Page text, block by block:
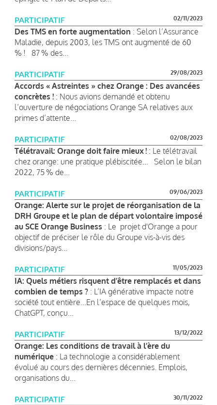
PARTICIPATIF 02/11/2023
Des TMS en forte augmentation : Selon l’Assurance
Maladie, depuis 2003, les TMS ont augmenté de 60
% ! 87 % des...
PARTICIPATIF 29/08/2023
Accords « Astreintes » chez Orange : Des avancées
concrètes ! : Nous avions demandé et obtenu
l’ouverture de négociations Orange SA relatives aux
primes d’attente...
PARTICIPATIF 02/08/2023
Télétravail: Orange doit faire mieux ! : Le télétravail
chez orange: une pratique plébiscitée… Selon le bilan
2022, 75 % de...
PARTICIPATIF 09/06/2023
Orange: Alerte sur le projet de réorganisation de la
DRH Groupe et le plan de départ volontaire imposé
au SCE Orange Business : Le projet d'Orange a pour
objectif de préciser le rôle du Groupe vis-à-vis des
divisions/pays...
PARTICIPATIF 11/05/2023
IA: Quels métiers risquent d’être remplacés et dans
combien de temps ? : L’IA générative impacte notre
société tout entière...En l’espace de quelques mois,
ChatGPT, conçu...
PARTICIPATIF 13/12/2022
Orange: Les conditions de travail à l’ère du
numérique : La technologie a considérablement
évolué au cours des dernières décennies. Emplois,
organisations du...
PARTICIPATIF 30/11/2022